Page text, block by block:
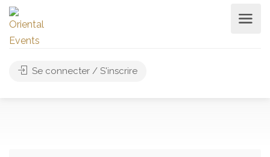
Se connecter / S'inscrire